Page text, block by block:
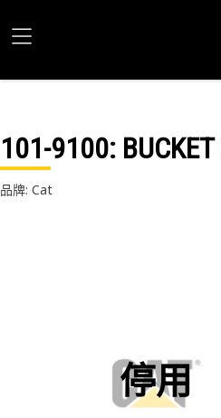
101-9100: BUCKET
品牌: Cat
停用